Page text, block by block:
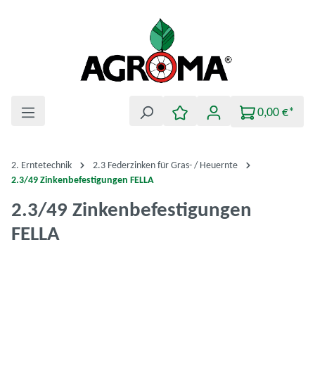
0,00 €*
2. Erntetechnik
2.3 Federzinken für Gras- / Heuernte
2.3/49 Zinkenbefestigungen FELLA
2.3/49 Zinkenbefestigungen
FELLA